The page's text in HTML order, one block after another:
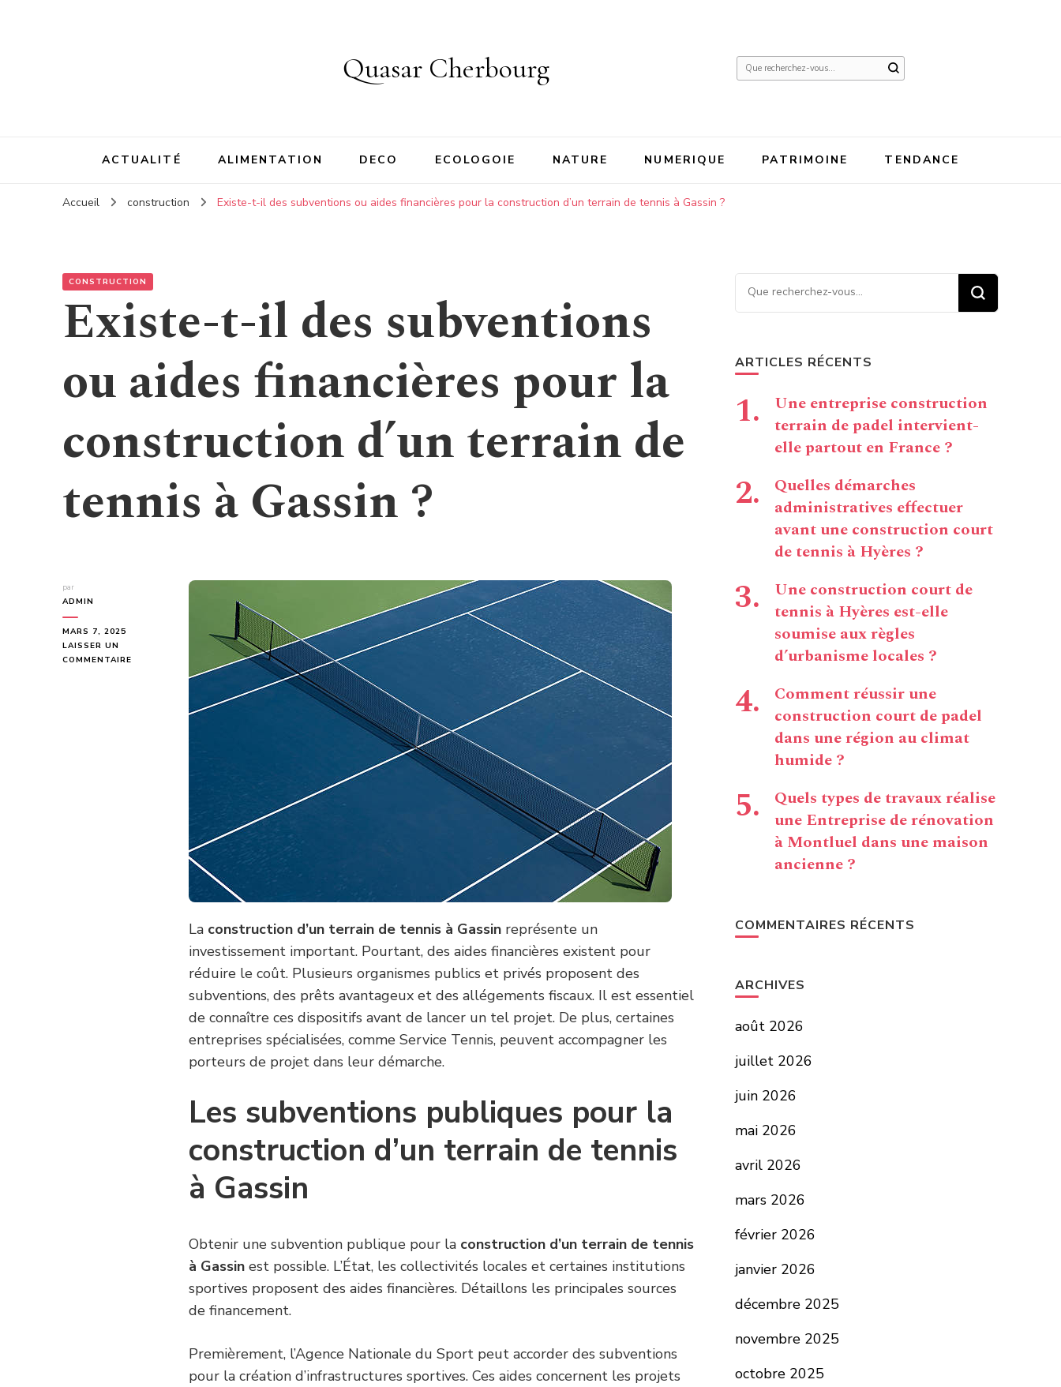
Quasar Cherbourg
Vous
ACTUALITÉ ALIMENTATION DECO ECOLOGOIE NATURE NUMERIQUE PATRIMOINE TENDANCE
Accueil construction Existe-t-il des subventions ou aides financières pour la construction d’un terrain de tennis à Gassin ?
CONSTRUCTION
Existe-t-il des subventions
ou aides financières pour la
construction d’un terrain de
tennis à Gassin ?
par
ADMIN
MARS 7, 2025
LAISSER UN
COMMENTAIRE
CONSTRUCTION
La construction d’un terrain de tennis à Gassin représente un
investissement important. Pourtant, des aides financières existent pour
réduire le coût. Plusieurs organismes publics et privés proposent des
subventions, des prêts avantageux et des allégements fiscaux. Il est essentiel
de connaître ces dispositifs avant de lancer un tel projet. De plus, certaines
entreprises spécialisées, comme Service Tennis, peuvent accompagner les
porteurs de projet dans leur démarche.
Les subventions publiques pour la
construction d’un terrain de tennis
à Gassin
Obtenir une subvention publique pour la construction d’un terrain de tennis
à Gassin est possible. L’État, les collectivités locales et certaines institutions
sportives proposent des aides financières. Détaillons les principales sources
de financement.
Premièrement, l’Agence Nationale du Sport peut accorder des subventions
pour la création d’infrastructures sportives. Ces aides concernent les projets
Vous recherchiez quelque
chose ?
ARTICLES RÉCENTS
Une entreprise construction
terrain de padel intervient-
elle partout en France ?
Quelles démarches
administratives effectuer
avant une construction court
de tennis à Hyères ?
Une construction court de
tennis à Hyères est-elle
soumise aux règles
d’urbanisme locales ?
Comment réussir une
construction court de padel
dans une région au climat
humide ?
Quels types de travaux réalise
une Entreprise de rénovation
à Montluel dans une maison
ancienne ?
COMMENTAIRES RÉCENTS
ARCHIVES
août 2026
juillet 2026
juin 2026
mai 2026
avril 2026
mars 2026
février 2026
janvier 2026
décembre 2025
novembre 2025
octobre 2025